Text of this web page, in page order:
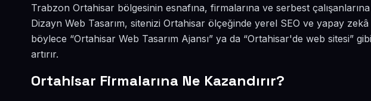
Trabzon Ortahisar bölgesinin esnafına, firmalarına ve serbest
Dizayn Web Tasarım, sitenizi Ortahisar ölçeğinde yerel SEO ve yapay
böylece “Ortahisar Web Tasarım Ajansı” ya da “Ortahisar'de web sitesi”
artırır.
Ortahisar Firmalarına Ne Kazandırır?